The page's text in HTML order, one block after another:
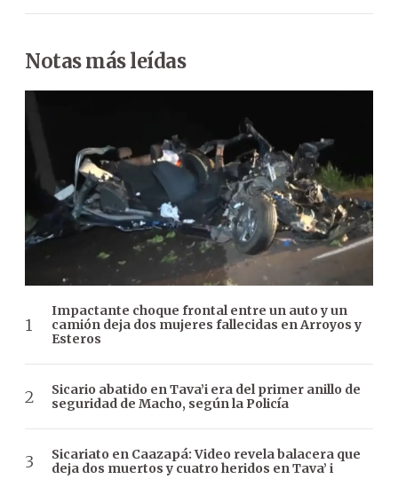
Notas más leídas
Impactante choque frontal entre un auto y un
camión deja dos mujeres fallecidas en Arroyos y
Esteros
Sicario abatido en Tava’i era del primer anillo de
seguridad de Macho, según la Policía
Sicariato en Caazapá: Video revela balacera que
deja dos muertos y cuatro heridos en Tava’ i